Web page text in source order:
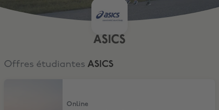
ASICS
Offres étudiantes ASICS
Online